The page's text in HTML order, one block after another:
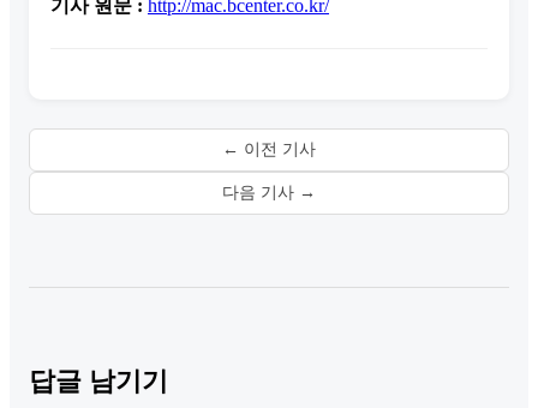
기사 원문 : http://mac.bcenter.co.kr/
← 이전 기사
다음 기사 →
답글 남기기